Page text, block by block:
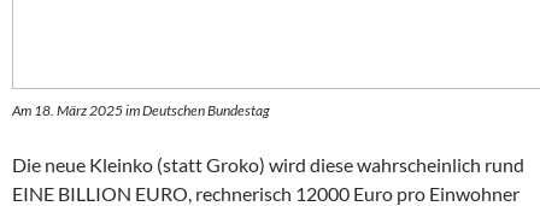
Am 18. März 2025 im Deutschen Bundestag
Die neue Kleinko (statt Groko) wird diese wahrscheinlich rund
EINE BILLION EURO, rechnerisch 12000 Euro pro Einwohner